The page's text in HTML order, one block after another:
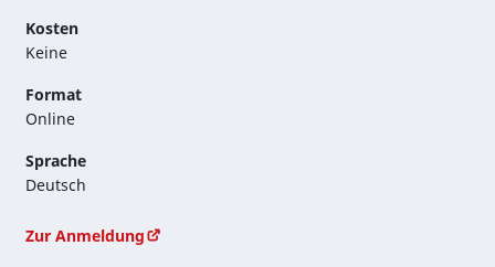
Kosten
Keine
Format
Online
Sprache
Deutsch
Zur Anmeldung